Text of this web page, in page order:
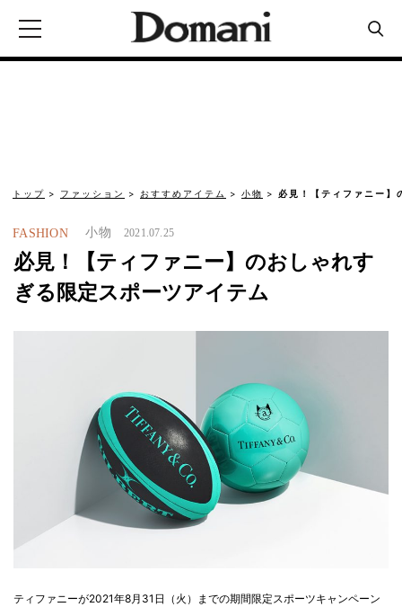
トップ ファッション おすすめアイテム 小物 必見！【ティファニー】
FASHION 小物 2021.07.25
必見！【ティファニー】のおしゃれす
ぎる限定スポーツアイテム
ティファニーが2021年8月31日（火）までの期間限定スポーツキャンペーン